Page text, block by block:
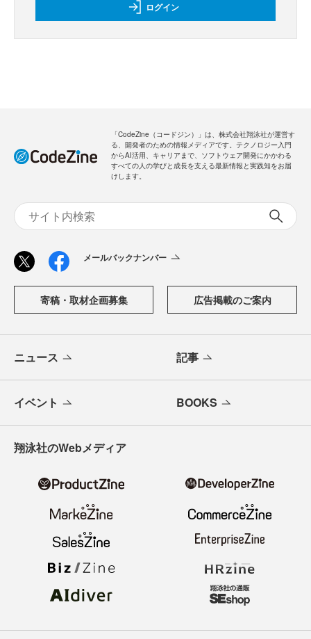
ログイン
「CodeZine（コードジン）」は、株式会社翔泳社が運営す
る、開発者のための情報メディアです。テクノロジー入門
からAI活用、キャリアまで、ソフトウェア開発にかかわる
すべての人の学びと成長を支える最新情報と実践知をお届
けします。
メールバックナンバー
寄稿・取材企画募集 広告掲載のご案内
ニュース 記事
イベント BOOKS
翔泳社のWebメディア